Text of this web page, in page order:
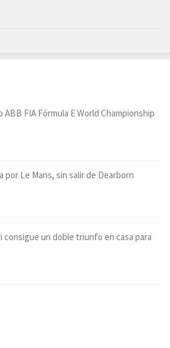
ABB FIA Fórmula E World Championship
por Le Mans, sin salir de Dearborn
consigue un doble triunfo en casa para